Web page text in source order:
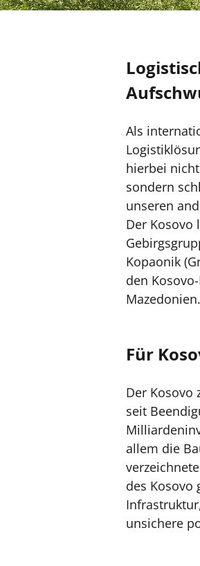
Als
hierbei
sondern
unseren
Der Kosovo
Kopaonik
den
Mazedonien.
Für
Der Kosovo
seit
allem die
des Kosovo
unsichere